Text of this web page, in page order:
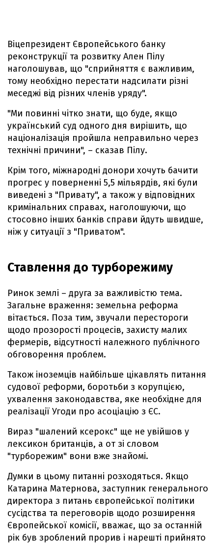
Віцепрезидент Європейського банку
реконструкції та розвитку Ален Пілу
наголошував, що "сприйняття є важливим,
тому необхідно перестати надсилати різні
меседжі від різних членів уряду".
"Ми повинні чітко знати, що буде, якщо
український суд одного дня вирішить, що
націоналізація пройшла неправильно через
технічні причини", – сказав Пілу.
Крім того, міжнародні донори хочуть бачити
прогрес у поверненні 5,5 мільярдів, які були
виведені з "Привату", а також у відповідних
кримінальних справах, наголошуючи, що
стосовно інших банків справи йдуть швидше,
ніж у ситуації з "Приватом".
Ставлення до турборежиму
Ринок землі – друга за важливістю тема.
Загальне враження: земельна реформа
вітається. Поза тим, звучали перестороги
щодо прозорості процесів, захисту малих
фермерів, відсутності належного публічного
обговорення проблем.
Також іноземців найбільше цікавлять питання
судової реформи, боротьби з корупцією,
ухвалення законодавства, яке необхідне для
реалізації Угоди про асоціацію з ЄС.
Вираз "шалений ксерокс" ще не увійшов у
лексикон британців, а от зі словом
"турборежим" вони вже знайомі.
Думки в цьому питанні розходяться. Якщо
Катарина Матернова, заступник генерального
директора з питань європейської політики
сусідства та переговорів щодо розширення
Європейської комісії, вважає, що за останній
рік був зроблений прорив і нарешті прийнято